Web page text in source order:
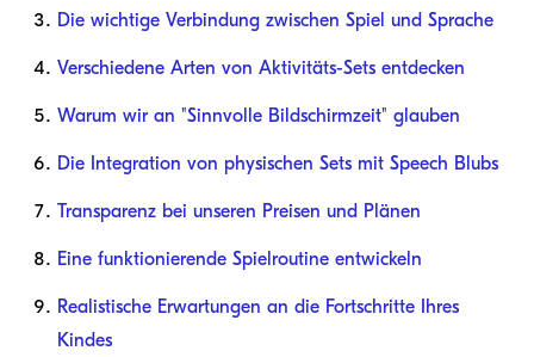
Die wichtige Verbindung zwischen Spiel und Sprache
Verschiedene Arten von Aktivitäts-Sets entdecken
Warum wir an "Sinnvolle Bildschirmzeit" glauben
Die Integration von physischen Sets mit Speech Blubs
Transparenz bei unseren Preisen und Plänen
Eine funktionierende Spielroutine entwickeln
Realistische Erwartungen an die Fortschritte Ihres
Kindes